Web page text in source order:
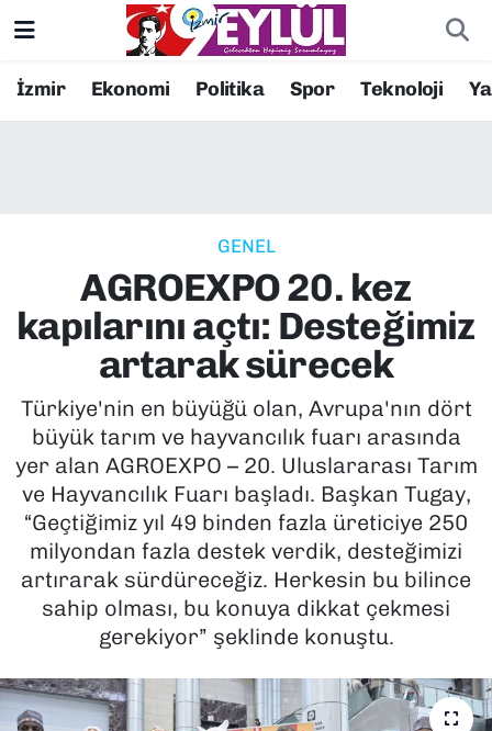
İzmir Ekonomi Politika Spor Teknoloji
GENEL
AGROEXPO 20. kez
kapılarını açtı: Desteğimiz
artarak sürecek
Türkiye'nin en büyüğü olan, Avrupa'nın dört
büyük tarım ve hayvancılık fuarı arasında
yer alan AGROEXPO – 20. Uluslararası Tarım
ve Hayvancılık Fuarı başladı. Başkan Tugay,
“Geçtiğimiz yıl 49 binden fazla üreticiye 250
milyondan fazla destek verdik, desteğimizi
artırarak sürdüreceğiz. Herkesin bu bilince
sahip olması, bu konuya dikkat çekmesi
gerekiyor” şeklinde konuştu.
Resmi İlanlar
EKONOMİ
KÜLTÜR SANAT
MAGAZİN
POLİTİKA
SAĞLIK
SPOR
TEKNOLOJİ
YAŞAM
Konak Nöbetçi Eczaneler
Süper Lig Puan Durumu ve Fikstür
Tüm Manşetler
Son Dakika Haberleri
Haber Arşivi